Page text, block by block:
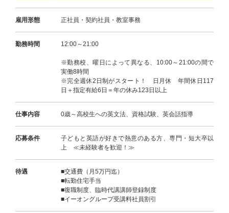
雇用形態 正社員・契約社員・教室事務
勤務時間 12:00～21:00
※勤務校、曜日によって異なる、10:00～21:00の間で
実働8時間
※完全週休2日制がスタート！ 日月休 年間休日117
日＋指定有給6日＝年の休み123日以上
仕事内容 0歳～高校生への英文法、資格試験、英会話指導
応募条件
子どもと英語が好きで熱意のある方、専門・短大卒以
上 ≪未経験者を歓迎！≫
待遇
■交通費（月5万円迄）
■転勤住宅手当
■復職制度、臨時代講講師登録制度
■イーオングループ受講料社員割引